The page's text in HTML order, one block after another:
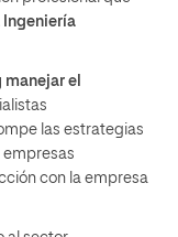
Ingeniería
manejar el
las estrategias
con la empresa